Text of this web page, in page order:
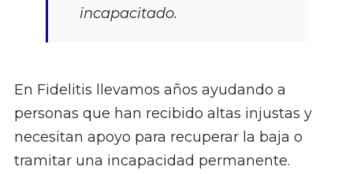
incapacitado.
En Fidelitis llevamos años ayudando a
personas que han recibido altas injustas y
necesitan apoyo para recuperar la baja o
tramitar una incapacidad permanente.